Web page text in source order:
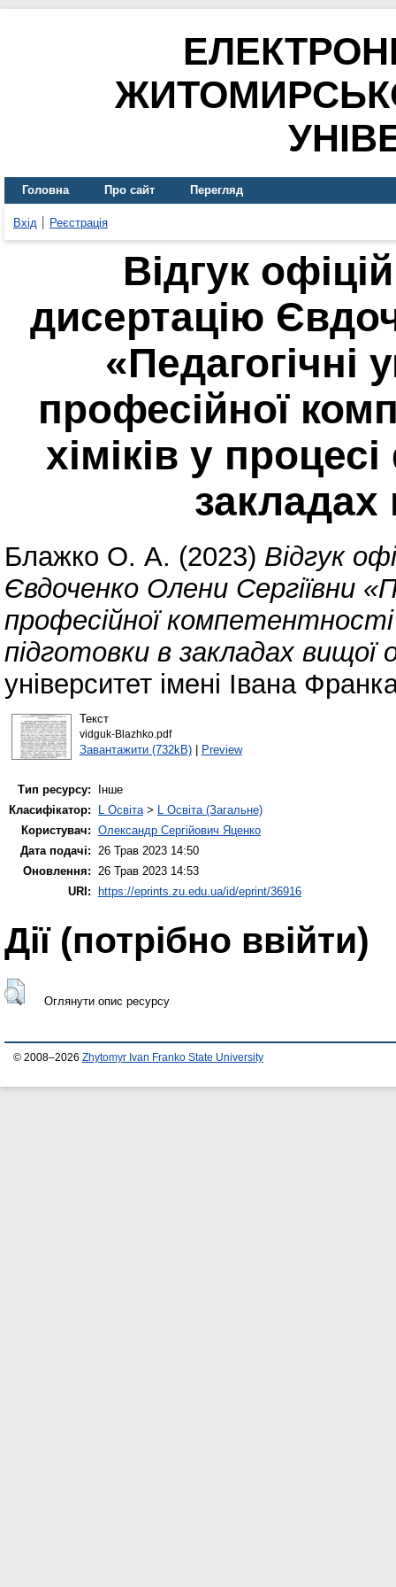
Головна Про сайт Перегляд
Вхід Реєстрація
Відгук
дисертацію
професійної
хіміків у
закладах
Блажко О. А. (2023) Відгук
Євдоченко Олени Сергіївни
професійної компетентності
підготовки в закладах вищої
університет імені Івана
Текст
vidguk-Blazhko.pdf
Завантажити (732kB)| Preview
Тип ресурсу:
Інше
Класифікатор:
L Освіта> L Освіта (Загальне)
Користувач: Олександр Сергійович Яценко
Дата подачі: 26 Трав 2023 14:50
Оновлення: 26 Трав 2023 14:53
URI:
https://eprints.zu.edu.ua/id/eprint/36916
Дії ​​(потрібно ввійти)
Оглянути опис ресурсу
© 2008–2026 Zhytomyr Ivan Franko State University